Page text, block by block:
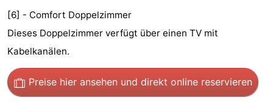
Städte
Sport
-
Wandern
Unterhaltung
[6] - Comfort Doppelzimmer
Dieses Doppelzimmer verfügt über einen TV mit
Kabelkanälen.
Preise hier ansehen und direkt online reservieren